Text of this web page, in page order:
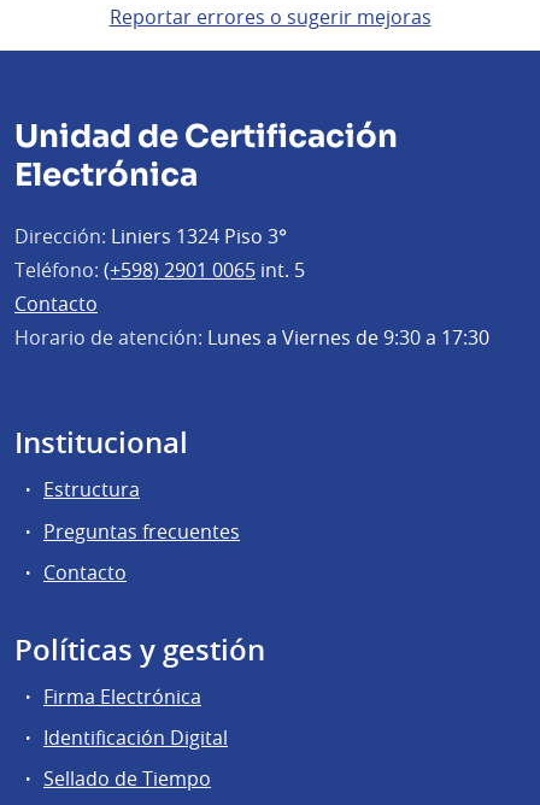
Reportar errores o sugerir mejoras
Unidad de Certificación
Electrónica
Dirección: Liniers 1324 Piso 3°
Teléfono: (+598) 2901 0065 int. 5
Contacto
Horario de atención: Lunes a Viernes de 9:30 a 17:30
Institucional
Estructura
Preguntas frecuentes
Contacto
Políticas y gestión
Firma Electrónica
Identificación Digital
Sellado de Tiempo